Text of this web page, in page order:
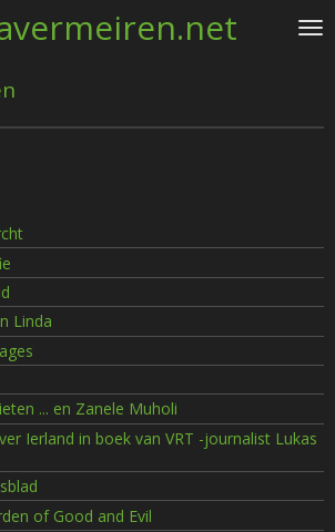
Linda
... en Zanele Muholi
Ierland in boek van VRT -journalist Lukas
of Good and Evil